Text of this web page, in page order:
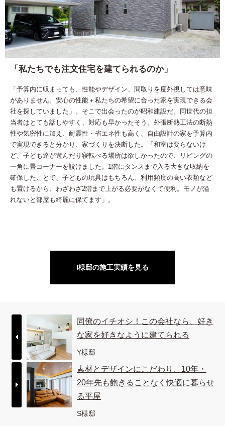
「私たちでも注文住宅を建てられるのか」
「予算内に収まっても、性能やデザイン、間取りを度外視しては意味
がありません。安心の性能＋私たちの希望に合った家を実現できる会
社を探していました」。そこで出会ったのが昭和建設だ。同世代の担
当者はとても話しやすく、対応も早かったそう。外張断熱工法の断熱
性や気密性に加え、耐震性・省エネ性も高く、自由設計の家を予算内
で実現できると分かり、家づくりを決断した。「和室は要らないけ
ど、子ども達が遊んだり寝転べる場所は欲しかったので、リビングの
一角に畳コーナーを設けました。1階にタンスまで入る大きな収納を
確保したことで、子どもの玩具はもちろん、利用頻度の高い衣類など
も置けるから、わざわざ2階まで上がる必要がなくて便利。モノが溢
れないと部屋も綺麗に保てます」。
I様邸の施工実績を見る
同僚のイチオシ！この会社なら、好き
な家を好きなように建てられる
Y様邸
素材とデザインにこだわり、10年・
20年先も飽きることなく快適に暮らせ
る平屋
S様邸